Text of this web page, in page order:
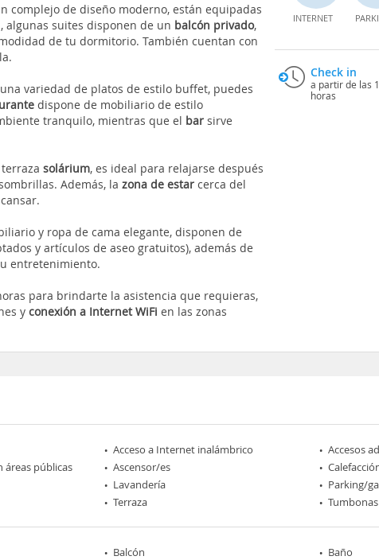
complejo de diseño moderno, están equipadas
algunas suites disponen de un balcón privado,
de tu dormitorio. También cuentan con
variedad de platos de estilo buffet, puedes
dispone de mobiliario de estilo
tranquilo, mientras que el bar sirve
solárium, es ideal para relajarse después
Además, lazona de estar cerca del
y ropa de cama elegante, disponen de
y artículos de aseo gratuitos), además de
entretenimiento.
para brindarte la asistencia que requieras,
yconexión a Internet WiFi en las zonas
INTERNET
Check in
a partir de las
horas
Acceso a Internet inalámbrico
Accesos
áreas públicas
Ascensor/es
Lavandería
Parking/
Terraza Tumbonas
Balcón
Baño